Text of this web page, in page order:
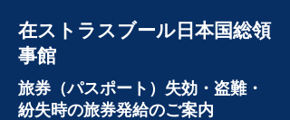
在ストラスブール日本国総領
事館
旅券（パスポート）失効・盗難・
紛失時の旅券発給のご案内